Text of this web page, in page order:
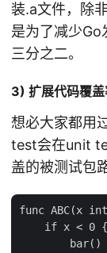
装.a文件，除
是为了减少Go
三分之二。
3) 扩展代码覆
想必大家都用
test会在unit
盖的被测试包
func ABC(x
    if x < 0 {
        bar()